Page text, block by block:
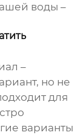
воды –
–
но не
для
варианты